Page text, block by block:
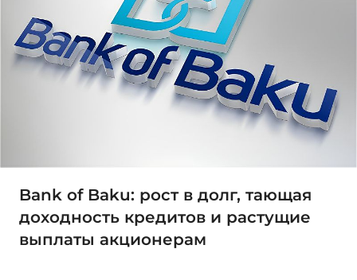
Bank of Baku: рост в долг, тающая
доходность кредитов и растущие
выплаты акционерам